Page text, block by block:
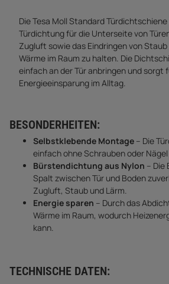
Die Tesa Moll Standard
Türdichtung für die Unterseite von
Zugluft sowie das Eindringen von
Wärme im Raum zu halten. Die
einfach an der Tür anbringen und sorgt
Energieeinsparung im Alltag.
BESONDERHEITEN:
Selbstklebende Montage – Die
einfach ohne Schrauben oder
Bürstendichtung aus Nylon – Die
Spalt zwischen Tür und Boden
Zugluft, Staub und Lärm.
Energie sparen – Durch das
Wärme im Raum, wodurch
kann.
TECHNISCHE DATEN: